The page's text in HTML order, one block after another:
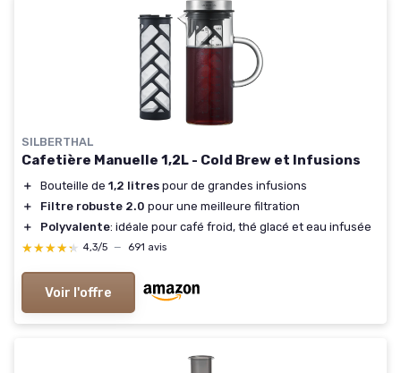
SILBERTHAL
Cafetière Manuelle 1,2L - Cold Brew et Infusions
＋ Bouteille de 1,2 litres pour de grandes infusions
＋
Filtre robuste 2.0 pour une meilleure filtration
＋
Polyvalente: idéale pour café froid, thé glacé et eau infusée
★★★★★
★★★★★ 4,3/5 — 691 avis
Voir l'offre